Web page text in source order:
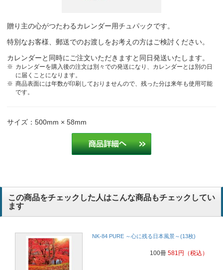
贈り主の心がつたわるカレンダー用チュパックです。
特別なお客様、郵送でのお渡しをお考えの方はご検討ください。
カレンダーと同時にご注文いただきますと同日発送いたします。
カレンダーを購入後の注文は別々での発送になり、カレンダーとは別の日
に届くことになります。
商品表面には年数が印刷しておりませんので、残った分は来年も使用可能
です。
サイズ：500mm × 58mm
この商品をチェックした人はこんな商品もチェックしてい
ます
NK-84 PURE ～心に残る日本風景～(13枚)
100冊 581 円 （税込）